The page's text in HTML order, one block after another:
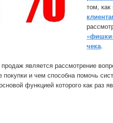
том,
чека.
является рассмотрение
покупки и чем способна помочь
функцией которого как раз